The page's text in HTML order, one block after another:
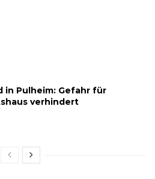
in Pulheim: Gefahr für
verhindert